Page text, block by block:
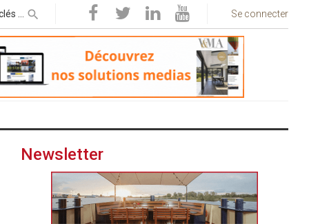
Se connecter
Newsletter